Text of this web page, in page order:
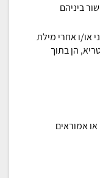
ביניהם
או/ו אחרי מילת
הן בתוך
אמוראים